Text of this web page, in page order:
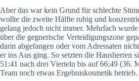
Aber das war kein Grund für schlechte
wollte die zweite Hälfte ruhig und
gelang jedoch nicht immer. Mehrfach
über die gegnerische Verteidigungszone
darin abgefangen oder vom Adressaten
er ins Aus ging. So setzten die Hausherren
51:41 nach drei Vierteln bis auf 66:49 (36.
Team noch etwas Ergebniskosmetik betrieb.